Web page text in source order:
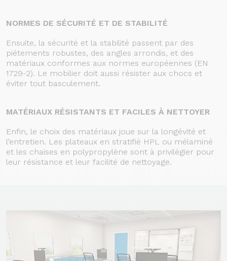
NORMES DE SÉCURITÉ ET DE STABILITÉ
Ensuite, la sécurité et la stabilité passent par des
piétements robustes, des angles arrondis, et des
matériaux conformes aux normes européennes (EN
1729-2). Le mobilier doit aussi résister aux chocs et
éviter tout basculement.
MATÉRIAUX RÉSISTANTS ET FACILES À NETTOYER
Enfin, le choix des matériaux joue sur la longévité et
l’entretien. Les plateaux en stratifié HPL ou mélaminé
et les chaises en polypropylène sont à privilégier pour
leur résistance et leur facilité de nettoyage.